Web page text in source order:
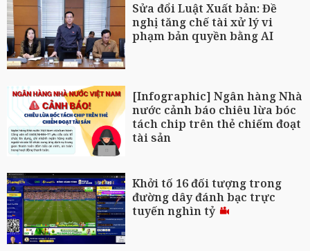
Sửa đổi Luật Xuất bản: Đề
nghị tăng chế tài xử lý vi
phạm bản quyền bằng AI
[Infographic] Ngân hàng Nhà
nước cảnh báo chiêu lừa bóc
tách chip trên thẻ chiếm đoạt
tài sản
Khởi tố 16 đối tượng trong
đường dây đánh bạc trực
tuyến nghìn tỷ